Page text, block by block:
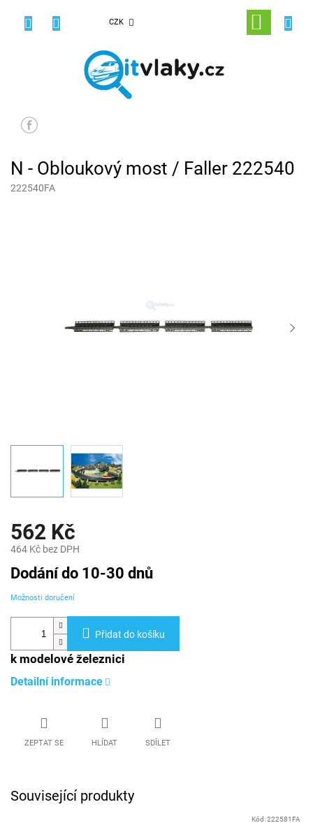
CZK
NÁKUPNÍ
KOŠÍK
N - Obloukový most / Faller 222540
222540FA
562 Kč
464 Kč bez DPH
Měrná
cena:
Dodání do 10-30 dnů
Možnosti doručení
Přidat do košíku
k modelové železnici
Detailní informace
ZEPTAT SE HLÍDAT SDÍLET
Související produkty
Kód:222581FA